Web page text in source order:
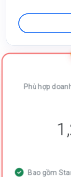
Phù hợp
Bao gồm